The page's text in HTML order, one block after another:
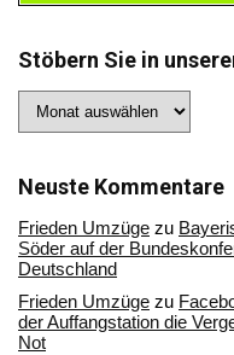
Stöbern Sie in
Sie
Archiv
Neuste Kommentare
Frieden Umzüge zu
Söder auf der
Deutschland
Frieden Umzüge zu
der Auffangstation die
Not